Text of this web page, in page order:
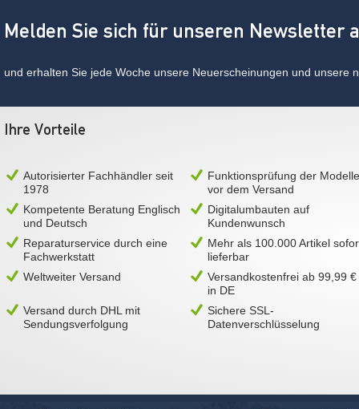
Melden Sie sich für unseren Newsletter
und erhalten Sie jede Woche unsere Neuerscheinungen und unsere
Ihre Vorteile
Autorisierter Fachhändler seit
1978
Funktionsprüfung der Modelle
vor dem Versand
Kompetente Beratung Englisch
und Deutsch
Digitalumbauten auf
Kundenwunsch
Reparaturservice durch eine
Fachwerkstatt
Mehr als 100.000 Artikel
lieferbar
Weltweiter Versand
Versandkostenfrei ab 99,99 €
in DE
Versand durch DHL mit
Sendungsverfolgung
Sichere SSL-
Datenverschlüsselung